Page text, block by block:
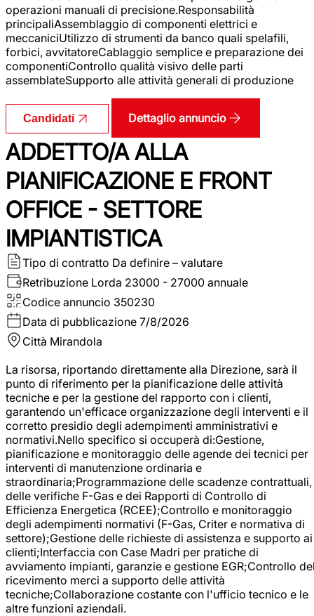
operazioni manuali di precisione.Responsabilità
principaliAssemblaggio di componenti elettrici e
meccaniciUtilizzo di strumenti da banco quali spelafili,
forbici, avvitatoreCablaggio semplice e preparazione dei
componentiControllo qualità visivo delle parti
assemblateSupporto alle attività generali di produzione
Candidati Dettaglio annuncio
ADDETTO/A ALLA
PIANIFICAZIONE E FRONT
OFFICE - SETTORE
IMPIANTISTICA
Tipo di contratto Da definire – valutare
Retribuzione Lorda 23000 - 27000 annuale
Codice annuncio 350230
Data di pubblicazione 7/8/2026
Città Mirandola
La risorsa, riportando direttamente alla Direzione, sarà il
punto di riferimento per la pianificazione delle attività
tecniche e per la gestione del rapporto con i clienti,
garantendo un'efficace organizzazione degli interventi e il
corretto presidio degli adempimenti amministrativi e
normativi.Nello specifico si occuperà di:Gestione,
pianificazione e monitoraggio delle agende dei tecnici per
interventi di manutenzione ordinaria e
straordinaria;Programmazione delle scadenze contrattuali,
delle verifiche F-Gas e dei Rapporti di Controllo di
Efficienza Energetica (RCEE);Controllo e monitoraggio
degli adempimenti normativi (F-Gas, Criter e normativa di
settore);Gestione delle richieste di assistenza e supporto ai
clienti;Interfaccia con Case Madri per pratiche di
avviamento impianti, garanzie e gestione EGR;Controllo
ricevimento merci a supporto delle attività
tecniche;Collaborazione costante con l'ufficio tecnico e le
altre funzioni aziendali.